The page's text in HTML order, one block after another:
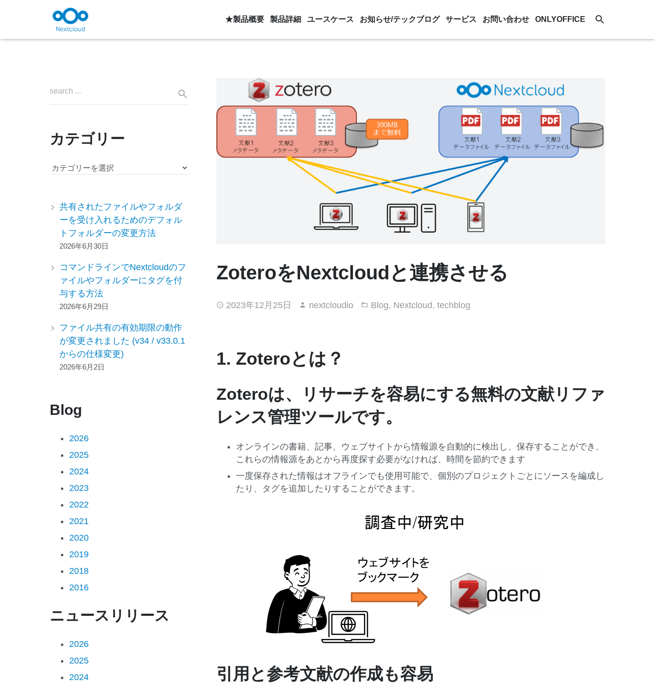
★製品概要 製品詳細 ユースケース お知らせ/テックブログ サービス お問い合わせ ONLYOFFICE
ZoteroをNextcloudと連携させる
2023年12月25日 nextcloudio Blog, Nextcloud, techblog
1. Zoteroとは？
Zoteroは、リサーチを容易にする無料の文献リファ
レンス管理ツールです。
オンラインの書籍、記事、ウェブサイトから情報源を自動的に検出し、保存することができ、
これらの情報源をあとから再度探す必要がなければ、時間を節約できます
一度保存された情報はオフラインでも使用可能で、個別のプロジェクトごとにソースを編成し
たり、タグを追加したりすることができます。
引用と参考文献の作成も容易
カテゴリー
カ
リ 共有されたファイルやフォルダ
ーを受け入れるためのデフォル
トフォルダーの変更方法
2026年6月30日
コマンドラインでNextcloudのフ
ァイルやフォルダーにタグを付
与する方法
2026年6月29日
ファイル共有の有効期限の動作
が変更されました (v34 / v33.0.1
からの仕様変更)
2026年6月2日
Blog
2026
2025
2024
2023
2022
2021
2020
2019
2018
2016
ニュースリリース
2026
2025
2024